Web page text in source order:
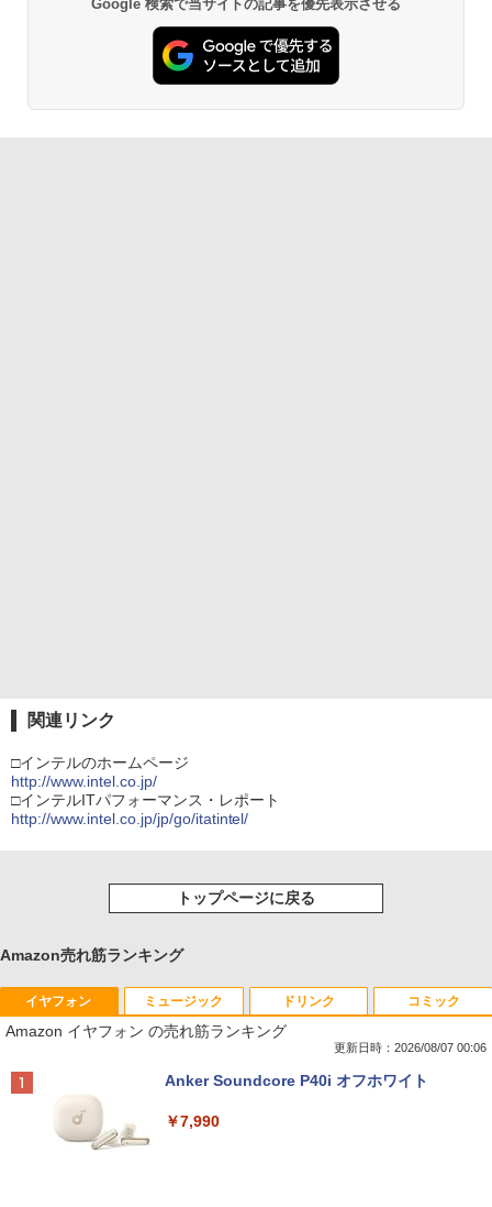
Google 検索で当サイトの記事を優先表示させる
関連リンク
□インテルのホームページ
http://www.intel.co.jp/
□インテルITパフォーマンス・レポート
http://www.intel.co.jp/jp/go/itatintel/
トップページに戻る
Amazon売れ筋ランキング
イヤフォン
Amazon イヤフォン の売れ筋ランキング
更新日時：2026/08/07 00:06
Anker Soundcore P40i オフホワイト
￥7,990
ミュージック ドリンク コミック